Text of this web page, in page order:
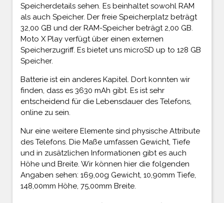
Speicherdetails sehen. Es beinhaltet sowohl RAM
als auch Speicher. Der freie Speicherplatz beträgt
32,00 GB und der RAM-Speicher beträgt 2,00 GB.
Moto X Play verfügt über einen externen
Speicherzugriff. Es bietet uns microSD up to 128 GB
Speicher.
Batterie ist ein anderes Kapitel. Dort konnten wir
finden, dass es 3630 mAh gibt. Es ist sehr
entscheidend für die Lebensdauer des Telefons,
online zu sein.
Nur eine weitere Elemente sind physische Attribute
des Telefons. Die Maße umfassen Gewicht, Tiefe
und in zusätzlichen Informationen gibt es auch
Höhe und Breite. Wir können hier die folgenden
Angaben sehen: 169,00g Gewicht, 10,90mm Tiefe,
148,00mm Höhe, 75,00mm Breite.